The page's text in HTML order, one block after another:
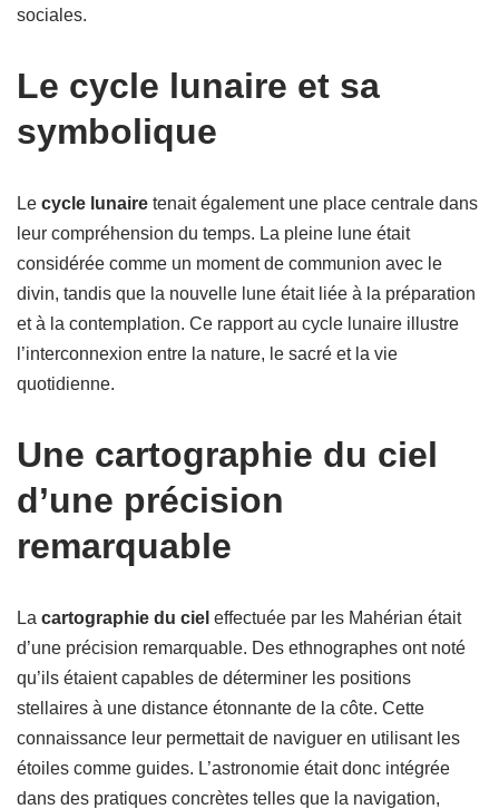
sociales.
Le cycle lunaire et sa
symbolique
Le cycle lunaire tenait également une place centrale dans
leur compréhension du temps. La pleine lune était
considérée comme un moment de communion avec le
divin, tandis que la nouvelle lune était liée à la préparation
et à la contemplation. Ce rapport au cycle lunaire illustre
l’interconnexion entre la nature, le sacré et la vie
quotidienne.
Une cartographie du ciel
d’une précision
remarquable
La cartographie du ciel effectuée par les Mahérian était
d’une précision remarquable. Des ethnographes ont noté
qu’ils étaient capables de déterminer les positions
stellaires à une distance étonnante de la côte. Cette
connaissance leur permettait de naviguer en utilisant les
étoiles comme guides. L’astronomie était donc intégrée
dans des pratiques concrètes telles que la navigation,